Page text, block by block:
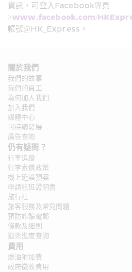
>www.facebook.com/
帳號@HK_Express。
關於我們
我們的故事
我們的員工
為何加入我們
加入我們
媒體中心
可持續發展
廣告查詢
仍有疑問？
行李追蹤
行李索償政策
機上延誤預案
申請航班證明書
旅行社
旅客服務及常見問題
預防詐騙電郵
條款及細則
退票進度查詢
費用
燃油附加費
政府徵收費用